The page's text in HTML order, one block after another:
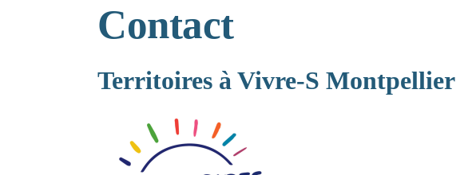
Contact
Territoires à Vivre-S Montpellier